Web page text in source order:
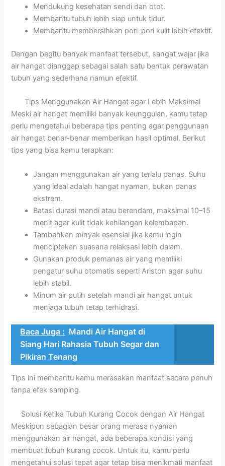
Mendukung kesehatan sendi dan otot.
Membantu tubuh lebih siap untuk tidur.
Membantu membersihkan pori-pori kulit lebih efektif.
Dengan begitu banyak manfaat tersebut, sangat wajar jika
air hangat dianggap sebagai salah satu bentuk perawatan
tubuh yang sederhana namun efektif.
Tips Menggunakan Air Hangat agar Lebih Maksimal
Meski air hangat memiliki banyak keunggulan, kamu tetap
perlu mengetahui beberapa tips penting agar penggunaan
air hangat benar-benar memberikan hasil optimal. Berikut
tips yang bisa kamu terapkan:
Jangan menggunakan air yang terlalu panas. Suhu
yang ideal adalah hangat nyaman, bukan panas
ekstrem.
Batasi durasi mandi atau berendam, maksimal 10–15
menit agar kulit tidak kehilangan kelembapan.
Tambahkan minyak esensial jika kamu ingin
menciptakan suasana relaksasi lebih dalam.
Gunakan produk pemanas air yang memiliki
pengatur suhu otomatis seperti Ariston agar suhu
lebih stabil.
Minum air putih setelah mandi air hangat untuk
menjaga tubuh tetap terhidrasi.
Baca Juga : Mandi Air Hangat di
Siang Hari Rahasia Tubuh Segar dan
Pikiran Tenang
Tips ini membantu kamu merasakan manfaat secara penuh
tanpa efek samping.
Solusi Ketika Tubuh Kurang Cocok dengan Air Hangat
Meskipun sebagian besar orang merasa nyaman
menggunakan air hangat, ada beberapa kondisi yang
membuat tubuh kurang cocok. Untuk itu, kamu perlu
mengetahui solusi tepat agar tetap bisa menikmati manfaat